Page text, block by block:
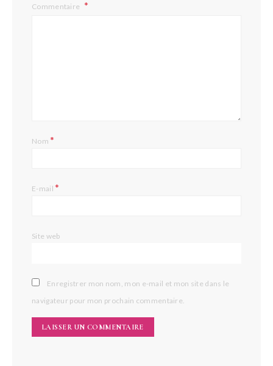
Commentaire
Nom*
E-mail*
Site web
Enregistrer mon nom, mon e-mail et mon site dans le
navigateur pour mon prochain commentaire.